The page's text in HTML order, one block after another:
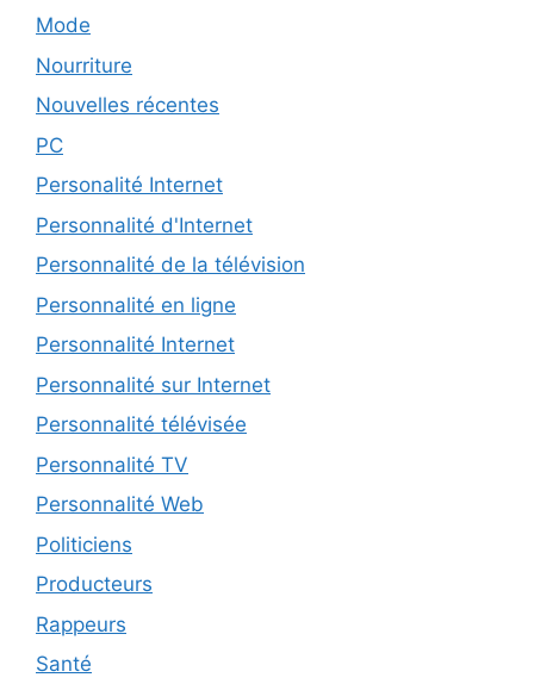
Mode
Nourriture
Nouvelles récentes
PC
Personalité Internet
Personnalité d'Internet
Personnalité de la télévision
Personnalité en ligne
Personnalité Internet
Personnalité sur Internet
Personnalité télévisée
Personnalité TV
Personnalité Web
Politiciens
Producteurs
Rappeurs
Santé